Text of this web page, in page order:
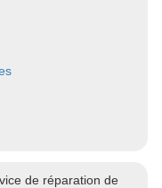
de réparation de